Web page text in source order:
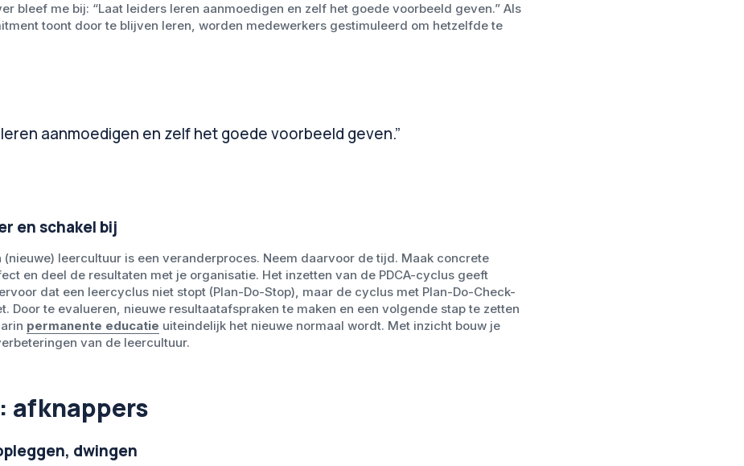
bleef me bij: “Laat leiders leren aanmoedigen en zelf het goede voorbeeld geven.” Als
toont door te blijven leren, worden medewerkers gestimuleerd om hetzelfde te
aanmoedigen en zelf het goede voorbeeld geven.”
en schakel bij
(nieuwe) leercultuur is een veranderproces. Neem daarvoor de tijd. Maak concrete
en deel de resultaten met je organisatie. Het inzetten van de PDCA-cyclus geeft
dat een leercyclus niet stopt (Plan-Do-Stop), maar de cyclus met Plan-Do-Check-
Door te evalueren, nieuwe resultaatafspraken te maken en een volgende stap te zetten
permanente educatie uiteindelijk het nieuwe normaal wordt. Met inzicht bouw je
van de leercultuur.
afknappers
dwingen